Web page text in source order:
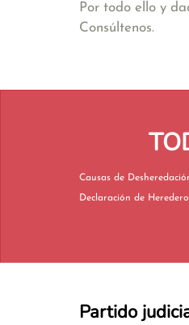
Por todo ello y
Consúltenos.
Partido